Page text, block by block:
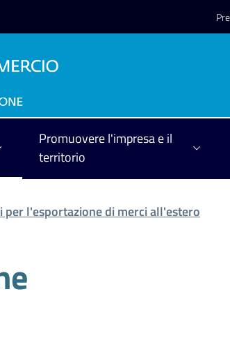
Promuovere l'impresa e il
territorio
per l'esportazione di merci all'estero